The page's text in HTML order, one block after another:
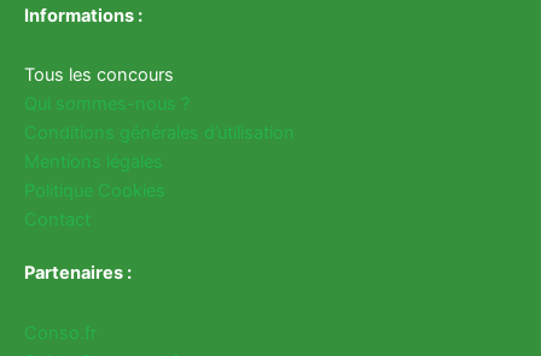
Informations :
Tous les concours
Qui sommes-nous ?
Conditions générales d’utilisation
Mentions légales
Politique Cookies
Contact
Partenaires :
Conso.fr